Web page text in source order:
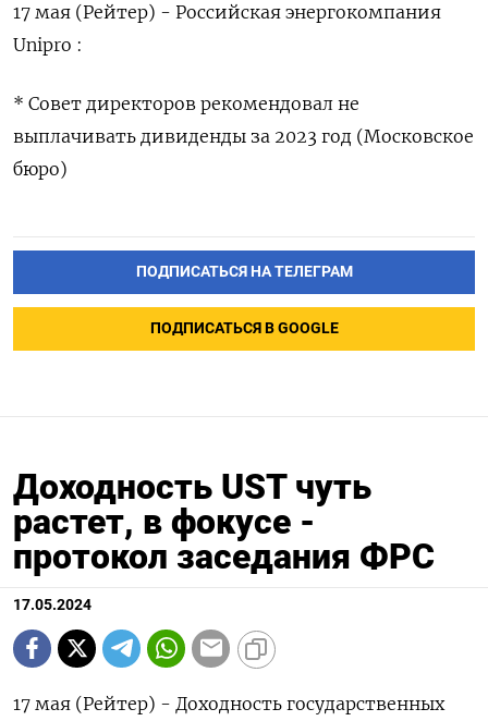
17 мая (Рейтер) - Российская энергокомпания
Unipro :
* Совет директоров рекомендовал не
выплачивать дивиденды за 2023 год (Московское
бюро)
ПОДПИСАТЬСЯ НА ТЕЛЕГРАМ
ПОДПИСАТЬСЯ В GOOGLE
Доходность UST чуть
растет, в фокусе -
протокол заседания ФРС
17.05.2024
17 мая (Рейтер) - Доходность государственных